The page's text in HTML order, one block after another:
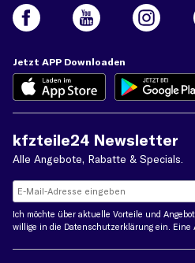
Jetzt APP Downloaden
kfzteile24 Newsletter
Alle Angebote, Rabatte & Specials.
Ich möchte über aktuelle Vorteile und
willige in die Datenschutzerklärung ein. Eine